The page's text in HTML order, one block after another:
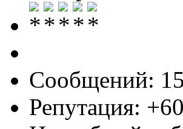
Сообщений:
Репутация: